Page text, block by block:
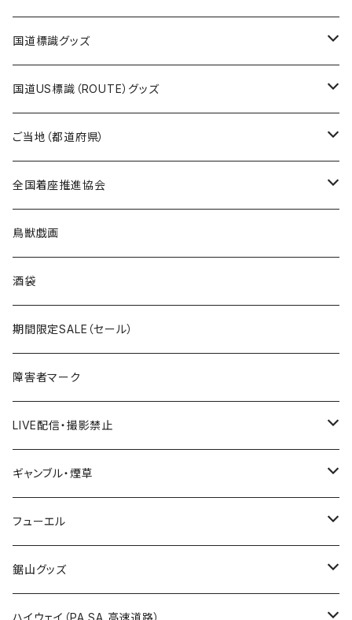
エコバッグ
モーテルキーホルダー
トートバッグ
エコバッグ
千葉ロッテマリーンズコラボ
モーテルキーホルダー
ホテルキーホルダー
トートバッグ
ホテルキーホルダー
ステッカー
ステッカー
ホテルキーホルダー
国道標識グッズ
ステッカー
国道0～99号線
国道100～199号線
国道600～699号線
国道700～799号線
Tシャツ
キャップ
国道US標識（ROUTE）グッズ
ステッカー
ROUTE 0～99号線
ROUTE100～199号線
ROUTE600～699号線
ROUTE700～799号線
Tシャツ
ROUTE 0～99号線
ROUTE 100～199号線
ROUTE 600～699号線
ROUTE 700～799号線
キャップ
ROUTE 0～99号線
ROUTE 100～199号線
ROUTE 600～699号線
ROUTE 700～799号線
ご当地（都道府県）
北海道
青森県
岩手県
宮城県
秋田県
Tシャツ
ステッカー
山形県
福島県
茨城県
栃木県
群馬県
全国着座推進協会
ステッカー
鳥獣戯画
酒袋
期間限定SALE（セール）
障害者マーク
LIVE配信・撮影禁止
LIVE配信禁止
撮影禁止
ギャンブル・煙草
ホテルキーホルダー
たばこ・禁煙ステッカー
フューエル
ステッカー
鋸山グッズ
Tシャツ
ハイウェイ（PA SA 高速道路）